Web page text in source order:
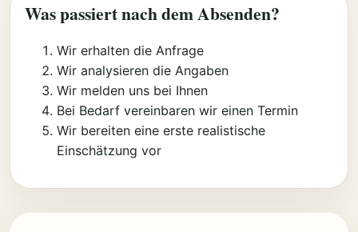
Was passiert nach dem Absenden?
Wir erhalten die Anfrage
Wir analysieren die Angaben
Wir melden uns bei Ihnen
Bei Bedarf vereinbaren wir einen Termin
Wir bereiten eine erste realistische
Einschätzung vor